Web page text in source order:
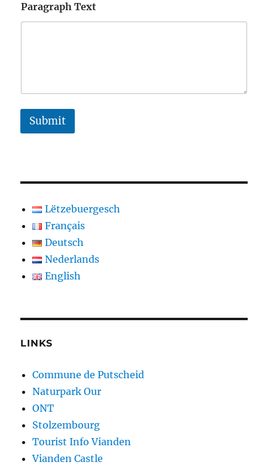
Paragraph Text
Submit
Lëtzebuergesch
Français
Deutsch
Nederlands
English
LINKS
Commune de Putscheid
Naturpark Our
ONT
Stolzembourg
Tourist Info Vianden
Vianden Castle